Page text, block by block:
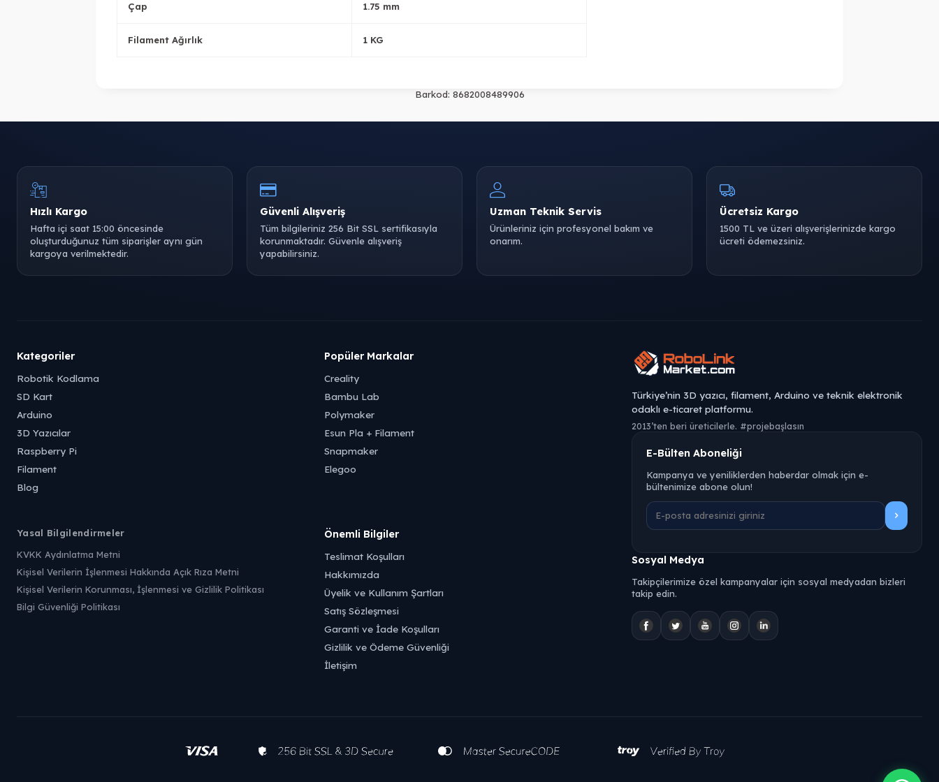
Çap 1.75 mm
Filament Ağırlık 1 KG
Barkod: 8682008489906
Hızlı Kargo
Hafta içi saat 15:00 öncesinde
oluşturduğunuz tüm siparişler aynı gün
kargoya verilmektedir.
Güvenli Alışveriş
Tüm bilgileriniz 256 Bit SSL sertifikasıyla
korunmaktadır. Güvenle alışveriş
yapabilirsiniz.
Uzman Teknik Servis
Ürünleriniz için profesyonel bakım ve
onarım.
Ücretsiz Kargo
1500 TL ve üzeri alışverişlerinizde kargo
ücreti ödemezsiniz.
Kategoriler
Robotik Kodlama
SD Kart
Arduino
3D Yazıcılar
Raspberry Pi
Filament
Blog
Popüler Markalar
Creality
Bambu Lab
Polymaker
Esun Pla + Filament
Snapmaker
Elegoo
Yasal Bilgilendirmeler
KVKK Aydınlatma Metni
Kişisel Verilerin İşlenmesi Hakkında Açık Rıza Metni
Kişisel Verilerin Korunması, İşlenmesi ve Gizlilik Politikası
Bilgi Güvenliği Politikası
Önemli Bilgiler
Teslimat Koşulları
Hakkımızda
Üyelik ve Kullanım Şartları
Satış Sözleşmesi
Garanti ve İade Koşulları
Gizlilik ve Ödeme Güvenliği
İletişim
Türkiye’nin 3D yazıcı, filament, Arduino ve teknik elektronik
odaklı e-ticaret platformu.
2013’ten beri üreticilerle. #projebaşlasın
E-Bülten Aboneliği
Kampanya ve yeniliklerden haberdar olmak için e-
bültenimize abone olun!
Sosyal Medya
Takipçilerimize özel kampanyalar için sosyal medyadan bizleri
takip edin.